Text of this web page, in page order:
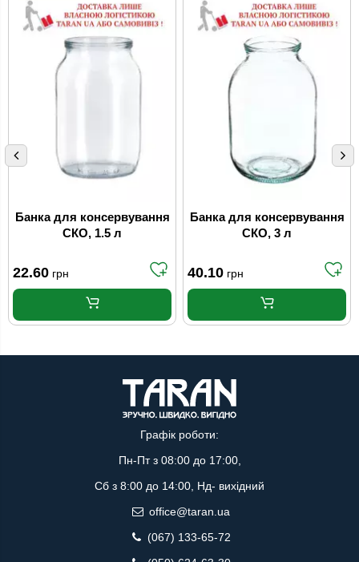
Банка для консервування
СКО, 1.5 л
22.60 грн
Банка для консервування
СКО, 3 л
40.10 грн
Графік роботи:
Пн-Пт з 08:00 до 17:00,
Сб з 8:00 до 14:00, Нд- вихідний
office@taran.ua
(067) 133-65-72